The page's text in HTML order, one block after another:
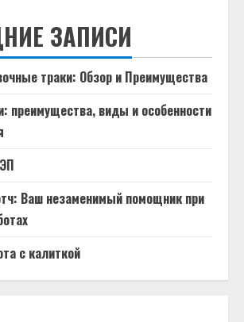
ЗАПИСИ
траки: Обзор и Преимущества
преимущества, виды и особенности
Ваш незаменимый помощник при
с калиткой